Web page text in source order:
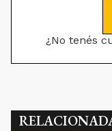
¿No tenés